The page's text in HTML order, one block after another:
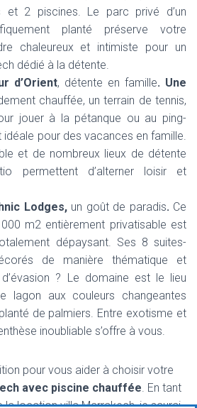
et 2 piscines. Le parc privé d’un
planté préserve votre
chaleureux et intimiste pour un
dédié à la détente.
d’Orient, détente en famille. Une
chauffée, un terrain de tennis,
jouer à la pétanque ou au ping-
idéale pour des vacances en famille.
et de nombreux lieux de détente
permettent d’alterner loisir et
Lodges, un goût de paradis. Ce
m2 entièrement privatisable est
dépaysant. Ses 8 suites-
de manière thématique et
d’évasion ? Le domaine est le lieu
lagon aux couleurs changeantes
de palmiers. Entre exotisme et
inoubliable s’offre à vous.
pour vous aider à choisir votre
avec piscine chauffée. En tant